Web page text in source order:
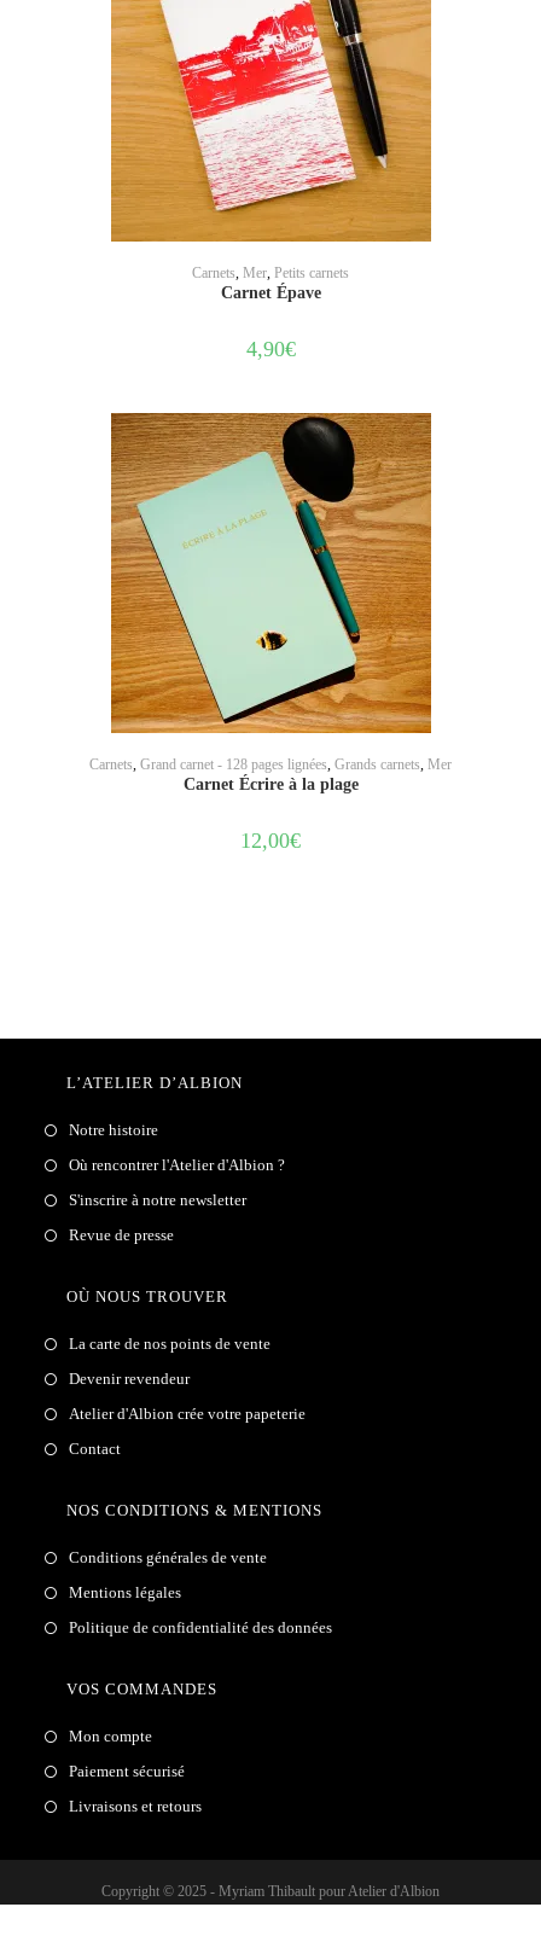
AJOUTER AU PANIER
Carnets Mer Petits carnets
Carnet Épave
4,90€
AJOUTER AU PANIER
Carnets, Grand carnet - 128 pages lignées, Grands carnets, Mer
Carnet Écrire à la plage
12,00€
L’ATELIER D’ALBION
Notre histoire
Où rencontrer l'Atelier d'Albion ?
S'inscrire à notre newsletter
Revue de presse
OÙ NOUS TROUVER
La carte de nos points de vente
Devenir revendeur
Atelier d'Albion crée votre papeterie
Contact
NOS CONDITIONS & MENTIONS
Conditions générales de vente
Mentions légales
Politique de confidentialité des données
VOS COMMANDES
Mon compte
Paiement sécurisé
Livraisons et retours
Copyright © 2025 - Myriam Thibault pour Atelier d'Albion